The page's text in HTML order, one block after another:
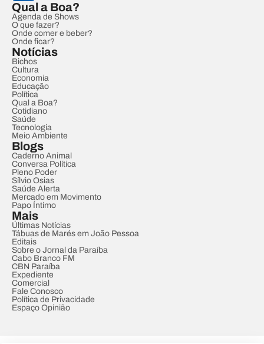
Qual a Boa?
Agenda de Shows
O que fazer?
Onde comer e beber?
Onde ficar?
Notícias
Bichos
Cultura
Economia
Educação
Política
Qual a Boa?
Cotidiano
Saúde
Tecnologia
Meio Ambiente
Blogs
Caderno Animal
Conversa Política
Pleno Poder
Sílvio Osias
Saúde Alerta
Mercado em Movimento
Papo Íntimo
Mais
Últimas Notícias
Tábuas de Marés em João Pessoa
Editais
Sobre o Jornal da Paraíba
Cabo Branco FM
CBN Paraíba
Expediente
Comercial
Fale Conosco
Política de Privacidade
Espaço Opinião